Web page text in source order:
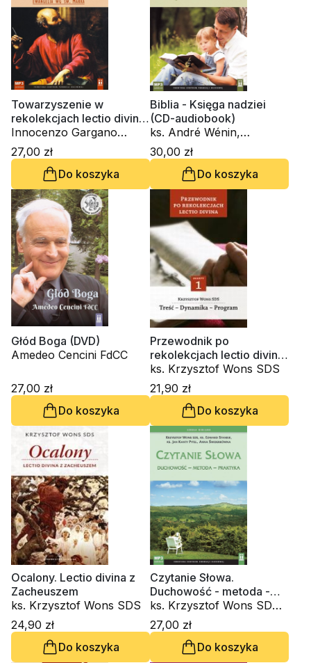
Towarzyszenie w
rekolekcjach lectio divina.
Ewangelia wg św. Marka
(CD-audiobook)
Innocenzo Gargano
OSBCam., ks. Krzysztof
Wons SDS
27,00 zł
Do koszyka
Biblia - Księga nadziei
(CD-audiobook)
ks. André Wénin,
Stanisław Witkowski MS,
ks. Krzysztof Wons SDS
30,00 zł
Do koszyka
Głód Boga (DVD)
Amedeo Cencini FdCC
27,00 zł
Do koszyka
Przewodnik po
rekolekcjach lectio divina.
Treść - Dynamika -
Program. Zeszyt 1
ks. Krzysztof Wons SDS
21,90 zł
Do koszyka
Ocalony. Lectio divina z
Zacheuszem
ks. Krzysztof Wons SDS
24,90 zł
Do koszyka
Czytanie Słowa.
Duchowość - metoda -
praktyka (CD-audiobook)
ks. Krzysztof Wons SDS,
ks. Edward Staniek, ks.
Jan Kanty Pytel, Anna
Świderkówna
27,00 zł
Do koszyka